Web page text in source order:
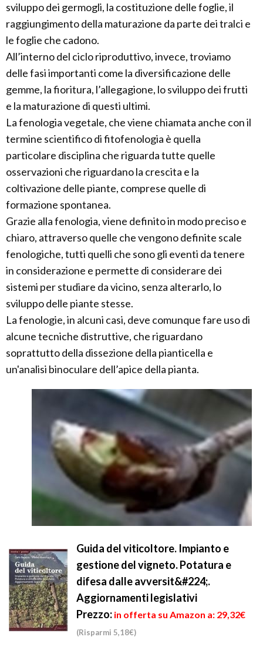
sviluppo dei germogli, la costituzione delle foglie, il
raggiungimento della maturazione da parte dei tralci e
le foglie che cadono.
All’interno del ciclo riproduttivo, invece, troviamo
delle fasi importanti come la diversificazione delle
gemme, la fioritura, l’allegagione, lo sviluppo dei frutti
e la maturazione di questi ultimi.
La fenologia vegetale, che viene chiamata anche con il
termine scientifico di fitofenologia è quella
particolare disciplina che riguarda tutte quelle
osservazioni che riguardano la crescita e la
coltivazione delle piante, comprese quelle di
formazione spontanea.
Grazie alla fenologia, viene definito in modo preciso e
chiaro, attraverso quelle che vengono definite scale
fenologiche, tutti quelli che sono gli eventi da tenere
in considerazione e permette di considerare dei
sistemi per studiare da vicino, senza alterarlo, lo
sviluppo delle piante stesse.
La fenologie, in alcuni casi, deve comunque fare uso di
alcune tecniche distruttive, che riguardano
soprattutto della dissezione della pianticella e
un'analisi binoculare dell’apice della pianta.
Guida del viticoltore. Impianto e
gestione del vigneto. Potatura e
difesa dalle avversit&#224;.
Aggiornamenti legislativi
Prezzo: in offerta su Amazon a: 29,32€
(Risparmi 5,18€)